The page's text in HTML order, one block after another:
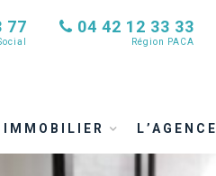
77 04 42 12 33 33
Région PACA
IMMOBILIER L’AGENCE